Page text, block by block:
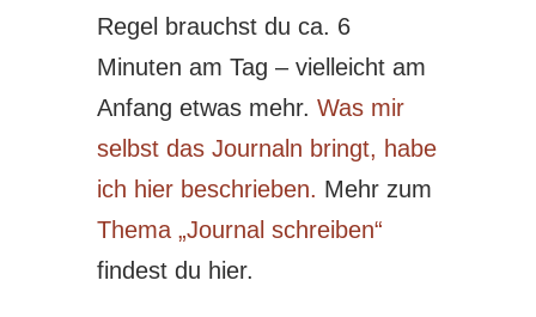
Regel brauchst du ca. 6
Minuten am Tag – vielleicht am
Anfang etwas mehr. Was mir
selbst das Journaln bringt, habe
ich hier beschrieben. Mehr zum
Thema „Journal schreiben“
findest du hier.